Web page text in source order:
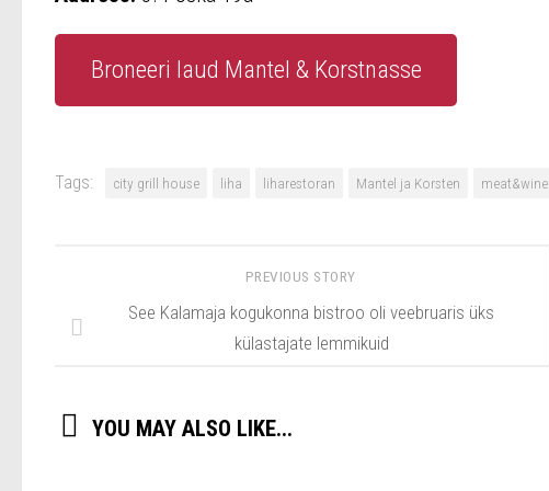
Broneeri laud Mantel & Korstnasse
Tags: city grill house liha liharestoran Mantel ja Korsten meat&wine
PREVIOUS STORY
See Kalamaja kogukonna bistroo oli veebruaris üks
külastajate lemmikuid
YOU MAY ALSO LIKE...